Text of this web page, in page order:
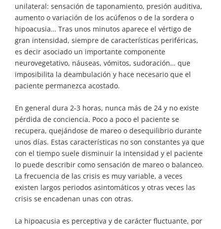
unilateral: sensación de taponamiento, presión auditiva,
aumento o variación de los acúfenos o de la sordera o
hipoacusia… Tras unos minutos aparece el vértigo de
gran intensidad, siempre de características periféricas,
es decir asociado un importante componente
neurovegetativo, náuseas, vómitos, sudoración… que
imposibilita la deambulación y hace necesario que el
paciente permanezca acostado.
En general dura 2-3 horas, nunca más de 24 y no existe
pérdida de conciencia. Poco a poco el paciente se
recupera, quejándose de mareo o desequilibrio durante
unos días. Estas características no son constantes ya que
con el tiempo suele disminuir la intensidad y el paciente
lo puede describir como sensación de mareo o balanceo.
La frecuencia de las crisis es muy variable, a veces
existen largos periodos asintomáticos y otras veces las
crisis se encadenan unas con otras.
La hipoacusia es perceptiva y de carácter fluctuante, por